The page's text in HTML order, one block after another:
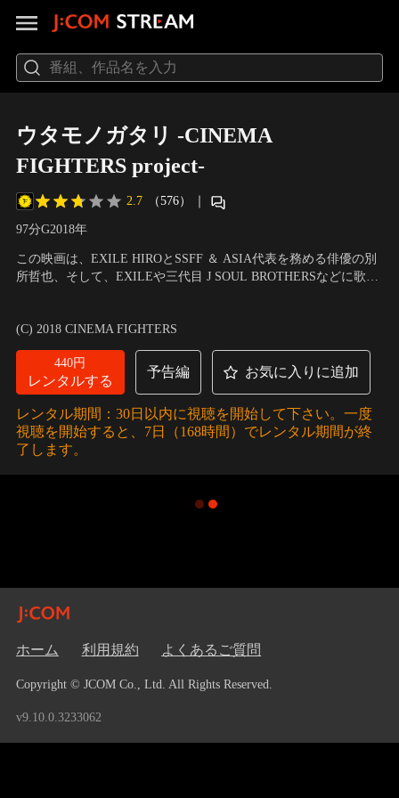
ウタモノガタリ -CINEMA
FIGHTERS project-
2.7 （576） ｜
97分G2018年
この映画は、EXILE HIROとSSFF ＆ ASIA代表を務める俳優の別
所哲也、そして、EXILEや三代目 J SOUL BROTHERSなどに歌詞
FIGHTERS project＞の第2弾。「ファンキー」「アエイオウ」…。
(C) 2018 CINEMA FIGHTERS
440円
レンタルする
予告編 お気に入りに追加
レンタル期間：30日以内に視聴を開始して下さい。一度
視聴を開始すると、7日（168時間）でレンタル期間が終
了します。
ホーム 利用規約 よくあるご質問
Copyright © JCOM Co., Ltd. All Rights Reserved.
v9.10.0.3233062